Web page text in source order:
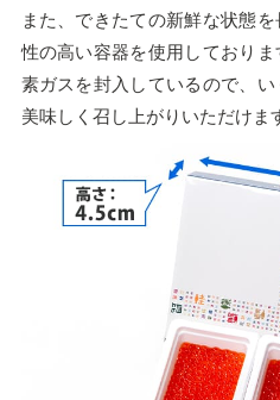
また、できたての新鮮な状態
性の高い容器を使用しており
素ガスを封入しているので、
美味しく召し上がりいただけま